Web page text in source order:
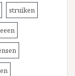
struiken